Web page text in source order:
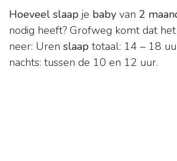
Hoeveel slaap je baby van 2
nodig heeft? Grofweg komt dat
neer: Uren slaap totaal: 14 – 18
nachts: tussen de 10 en 12 uur.